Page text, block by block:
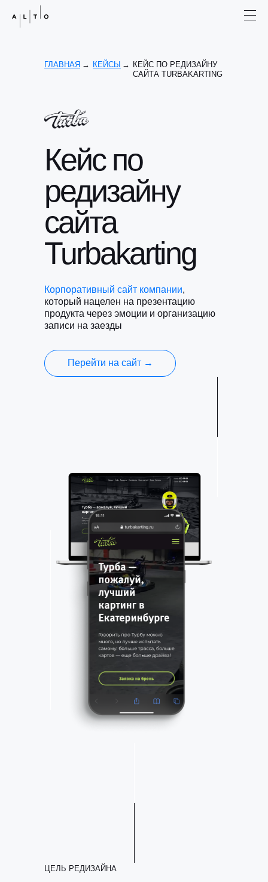
Кейс по
редизайну
сайта
Turbakarting
Корпоративный сайт компании,
который нацелен на презентацию
продукта через эмоции и организацию
записи на заезды
ГЛАВНАЯ КЕЙСЫ
КЕЙС ПО РЕДИЗАЙНУ
САЙТА TURBAKARTING
→ →
Перейти на сайт →
ЦЕЛЬ РЕДИЗАЙНА